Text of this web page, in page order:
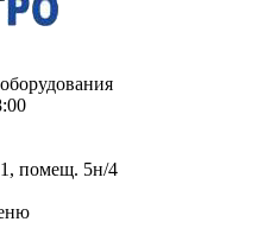
1, помещ. 5н/4